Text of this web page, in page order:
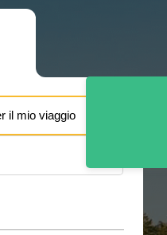
il mio viaggio